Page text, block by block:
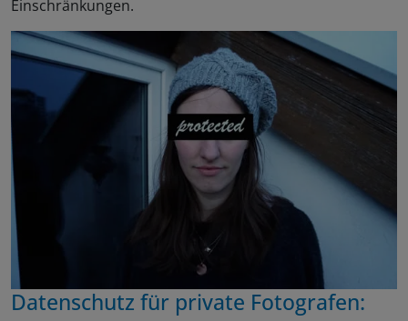
Einschränkungen.
Datenschutz für private Fotografen: